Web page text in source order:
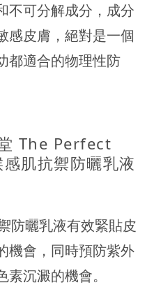
不可分解成分，成分
感皮膚，絕對是一個
都適合的物理性防
The Perfect
肌抗禦防曬乳液
防曬乳液有效緊貼皮
機會，同時預防紫外
沉澱的機會。